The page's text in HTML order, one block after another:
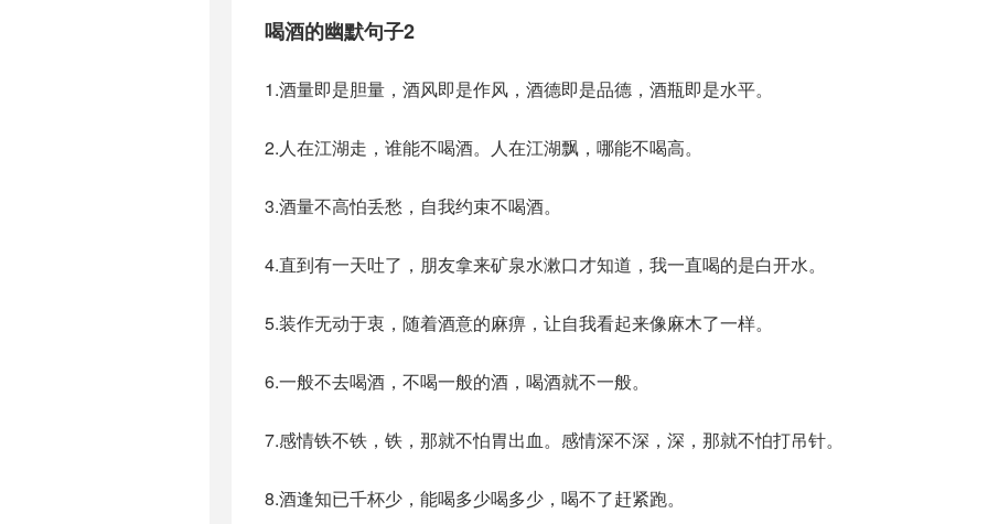
喝酒的幽默句子2
1.酒量即是胆量，酒风即是作风，酒德即是品德，酒瓶即是水平。
2.人在江湖走，谁能不喝酒。人在江湖飘，哪能不喝高。
3.酒量不高怕丢愁，自我约束不喝酒。
4.直到有一天吐了，朋友拿来矿泉水漱口才知道，我一直喝的是白开水。
5.装作无动于衷，随着酒意的麻痹，让自我看起来像麻木了一样。
6.一般不去喝酒，不喝一般的酒，喝酒就不一般。
7.感情铁不铁，铁，那就不怕胃出血。感情深不深，深，那就不怕打吊针。
8.酒逢知已千杯少，能喝多少喝多少，喝不了赶紧跑。